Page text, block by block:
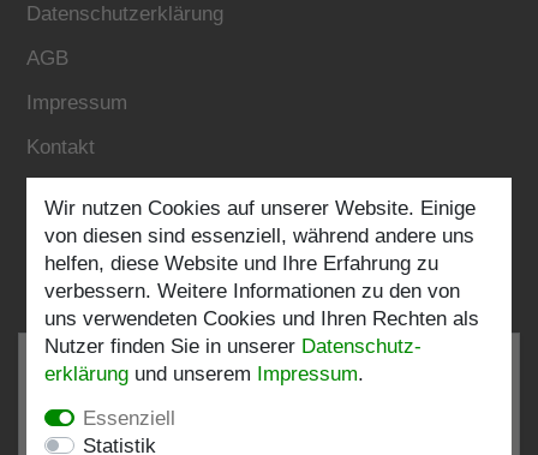
Datenschutzerklärung
AGB
Impressum
Kontakt
Folgen Sie uns:
Wir nutzen Cookies auf unserer Website. Einige
von diesen sind essenziell, während andere uns
helfen, diese Website und Ihre Erfahrung zu
verbessern. Weitere Informationen zu den von
uns verwendeten Cookies und Ihren Rechten als
Nutzer finden Sie in unserer Daten­schutz­
erklärung und unserem Impressum.
Essenziell
Statistik